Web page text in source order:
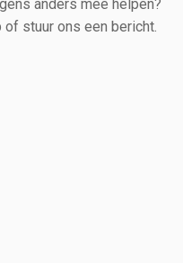
anders mee helpen?
stuur ons een bericht.